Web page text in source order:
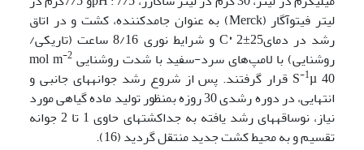
لیتر فیتوآگار (Merck) به‌ عنوان جامد­کننده، کشت و در اتاق
رشد در دمایC
°
2±25 و شرایط نوری 8/16 ساعت (تاریکی/
روشنایی) با لامپ‌های سرد-سفید با شدت روشنایی mol m-2
S-1
µ 40 قرار گرفتند. پس از شروع رشد جوانه­های جانبی و
انتهایی، در دوره رشدی 30 روزه بمنظور تولید ماده گیاهی مورد
نیاز، نوساقه­های رشد یافته به جداکشت­های حاوی 1 تا 2 جوانه
تقسیم و به محیط ­کشت جدید منتقل گردید (16).